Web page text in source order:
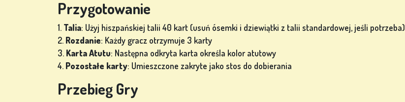
Przygotowanie
1. Talia: Użyj hiszpańskiej talii 40 kart (usuń ósemki i dziewiątki z talii standardowej, jeśli potrzeba)
2. Rozdanie: Każdy gracz otrzymuje 3 karty
3. Karta Atutu: Następna odkryta karta określa kolor atutowy
4. Pozostałe karty: Umieszczone zakryte jako stos do dobierania
Przebieg Gry